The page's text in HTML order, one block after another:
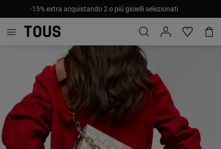
-15% extra acquistando 2 o più gioielli selezionati